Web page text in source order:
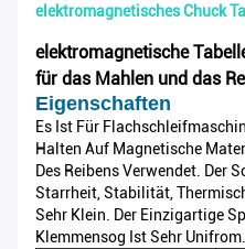
elektromagnetisches Chuck
elektromagnetische
für das Mahlen und das
Eigenschaften
Es Ist Für
Halten Auf Magnetische
Des Reibens Verwendet. Der
Starrheit, Stabilität,
Sehr Klein. Der Einzigartige
Klemmensog Ist Sehr Unifrom.